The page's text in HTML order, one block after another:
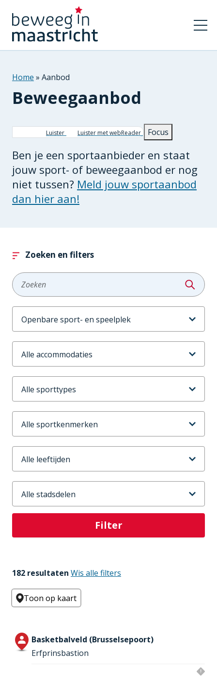
Kruimelpad
Home Aanbod
Beweegaanbod
Luister Luister met webReader Focus
Ben je een sportaanbieder en staat
jouw sport- of beweegaanbod er nog
niet tussen? Meld jouw sportaanbod
dan hier aan!
Zoeken en filters
Zoeken
Aanbodtype
Accommodaties
Sporttype
Sportkenmerken
Leeftijd
Stadsdeel
182 resultaten Wis alle filters
Toon op kaart
Basketbalveld (Brusselsepoort)
Erfprinsbastion